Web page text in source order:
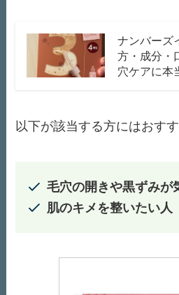
ナンバーズ
方・成分・
穴ケアに本
以下が該当する方にはおすす
毛穴の開きや黒ずみが
肌のキメを整いたい人